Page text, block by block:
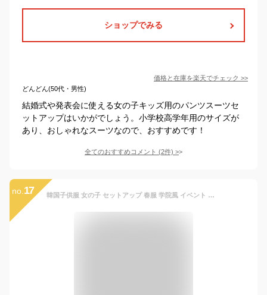
ショップでみる
価格と在庫を楽天でチェック >>
どんどん(50代・男性)
結婚式や発表会に使える女の子キッズ用のパンツスーツセ
ットアップはいかがでしょう。小学校高学年用のサイズが
あり、おしゃれなスーツなので、おすすめです！
全てのおすすめコメント (2件) >
no. 17 韓国子供服 女の子 セットアップ 春服 学院風 イベント 誕生日 結婚式 呼ばれ 発表会 キッズ 上下セット 長袖 チェック柄 トップス ブラック キュロット ショートパンツ 春着 秋着 小学生 通学着 お祝い お呼ばれ お食事会 110cm 120cm 130cm 140cm 150cm 160cm